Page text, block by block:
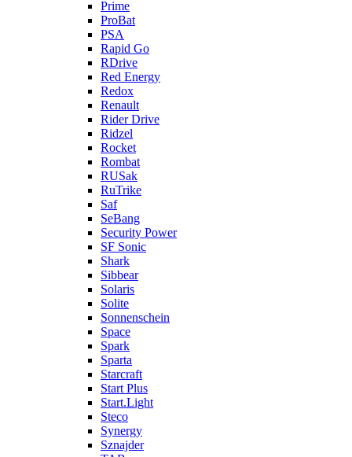
Prime
ProBat
PSA
Rapid Go
RDrive
Red Energy
Redox
Renault
Rider Drive
Ridzel
Rocket
Rombat
RUSak
RuTrike
Saf
SeBang
Security Power
SF Sonic
Shark
Sibbear
Solaris
Solite
Sonnenschein
Space
Spark
Sparta
Starcraft
Start Plus
Start.Light
Steco
Synergy
Sznajder